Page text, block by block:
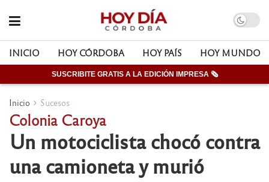
INICIO HOY CÓRDOBA HOY PAÍS HOY MUNDO
SUSCRIBITE GRATIS A LA EDICIÓN IMPRESA 🗞
Inicio Sucesos
Colonia Caroya
Un motociclista chocó contra
una camioneta y murió